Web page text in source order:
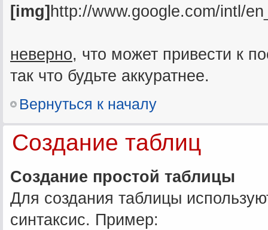
[img] http://www.google.com/intl/
неверно, что может привести к
так что будьте аккуратнее.
Вернуться к началу
Создание таблиц
Создание простой таблицы
Для создания таблицы
синтаксис. Пример: